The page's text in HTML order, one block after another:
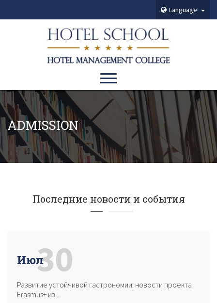
Language
ADMISSION
Последние новости и события
Июл
Развитие устойчивой гастрономии: новости проекта
Erasmus+ из...
30